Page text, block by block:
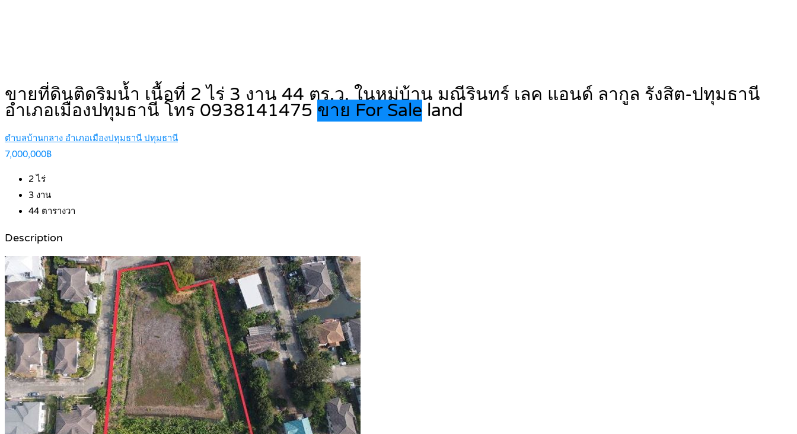
ขายที่ดินติดริมน้ำ เนื้อที่ 2 ไร่ 3 งาน 44 ตร.ว. ในหมู่บ้าน มณีรินทร์ เลค แอนด์ ลากูล รังสิต-ปทุมธานี
อำเภอเมืองปทุมธานี โทร 0938141475 ขาย For Sale land
ตำบลบ้านกลาง อำเภอเมืองปทุมธานี ปทุมธานี
7,000,000฿
2ไร่
3 งาน
44 ตารางวา
Description